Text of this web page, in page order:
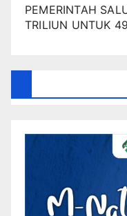
PEMERINTAH
TRILIUN UNTUK